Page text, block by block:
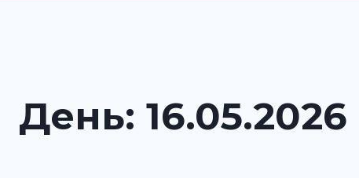
День: 16.05.2026